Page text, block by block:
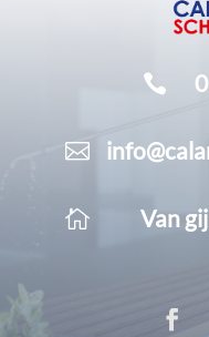



Van